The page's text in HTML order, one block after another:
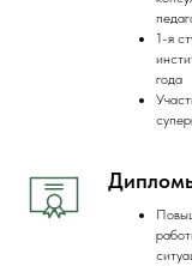
1-я
года